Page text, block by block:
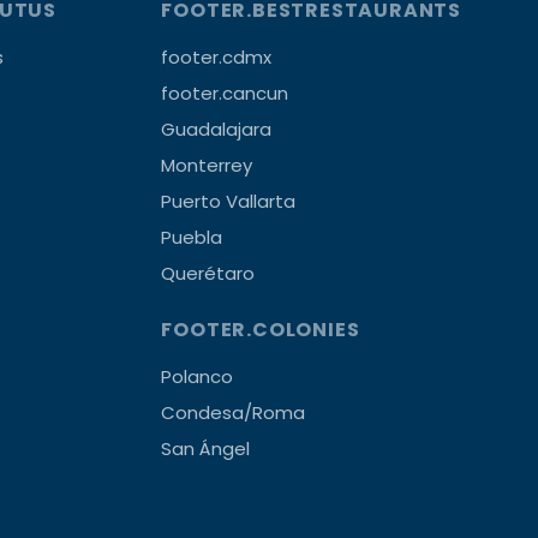
FOOTER.BESTRESTAURANTS
footer.cdmx
footer.cancun
Guadalajara
Monterrey
Puerto Vallarta
Puebla
Querétaro
FOOTER.COLONIES
Polanco
Condesa/Roma
San Ángel